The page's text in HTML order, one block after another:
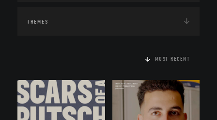
THEMES
MOST RECENT